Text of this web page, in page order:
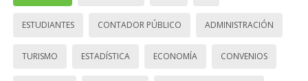
ESTUDIANTES CONTADOR PÚBLICO ADMINISTRACIÓN
TURISMO ESTADÍSTICA ECONOMÍA CONVENIOS